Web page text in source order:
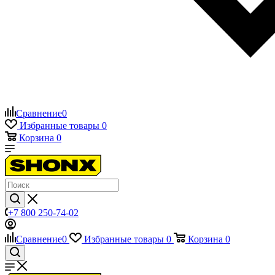
Сравнение0
Избранные товары 0
Корзина 0
+7 800 250-74-02
Сравнение0 Избранные товары 0 Корзина 0